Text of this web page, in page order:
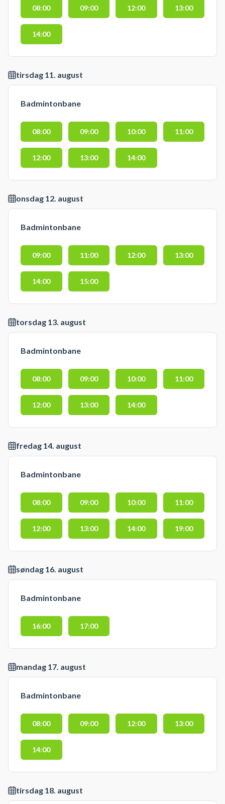
08:00 09:00 12:00 13:00
14:00
tirsdag 11. august
Badmintonbane
08:00 09:00 10:00 11:00
12:00 13:00 14:00
onsdag 12. august
Badmintonbane
09:00 11:00 12:00 13:00
14:00 15:00
torsdag 13. august
Badmintonbane
08:00 09:00 10:00 11:00
12:00 13:00 14:00
fredag 14. august
Badmintonbane
08:00 09:00 10:00 11:00
12:00 13:00 14:00 19:00
søndag 16. august
Badmintonbane
16:00 17:00
mandag 17. august
Badmintonbane
08:00 09:00 12:00 13:00
14:00
tirsdag 18. august